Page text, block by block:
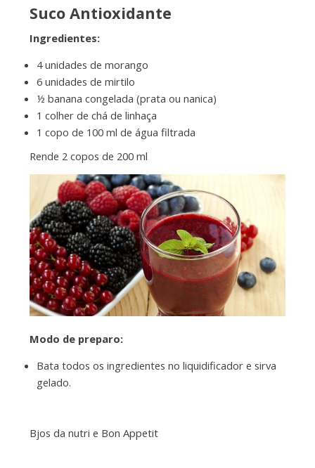
Suco Antioxidante
Ingredientes:
4 unidades de morango
6 unidades de mirtilo
½ banana congelada (prata ou nanica)
1 colher de chá de linhaça
1 copo de 100 ml de água filtrada
Rende 2 copos de 200 ml
Modo de preparo:
Bata todos os ingredientes no liquidificador e sirva
gelado.
Bjos da nutri e Bon Appetit